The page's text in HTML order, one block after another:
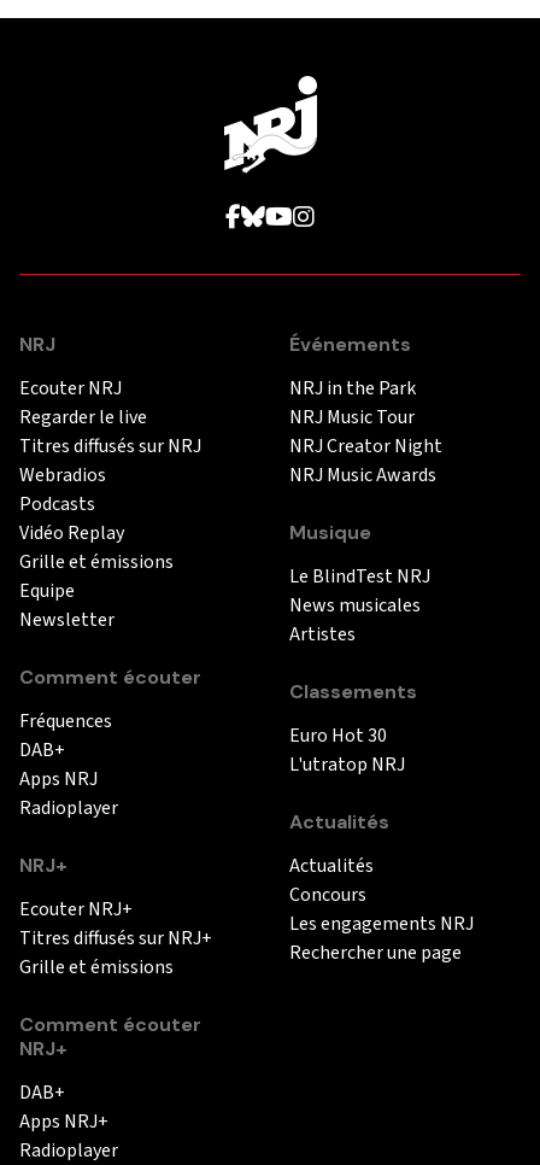
NRJ
Ecouter NRJ
Regarder le live
Titres diffusés sur NRJ
Webradios
Podcasts
Vidéo Replay
Grille et émissions
Equipe
Newsletter
Comment écouter
Fréquences
DAB+
Apps NRJ
Radioplayer
NRJ+
Ecouter NRJ+
Titres diffusés sur NRJ+
Grille et émissions
Comment écouter
NRJ+
DAB+
Apps NRJ+
Radioplayer
Événements
NRJ in the Park
NRJ Music Tour
NRJ Creator Night
NRJ Music Awards
Musique
Le BlindTest NRJ
News musicales
Artistes
Classements
Euro Hot 30
L'utratop NRJ
Actualités
Actualités
Concours
Les engagements NRJ
Rechercher une page